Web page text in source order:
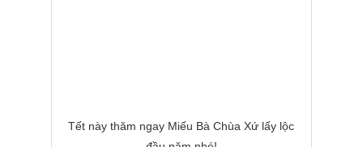
Tết này thăm ngay Miếu Bà Chùa Xứ lấy lộc